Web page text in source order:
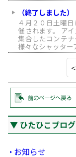
（終了しました）【田川市】コン
４月２０日土曜
催されます。 ア
集合したコンテナ
様々なシャッタ
ひたひこブロ
お知らせ